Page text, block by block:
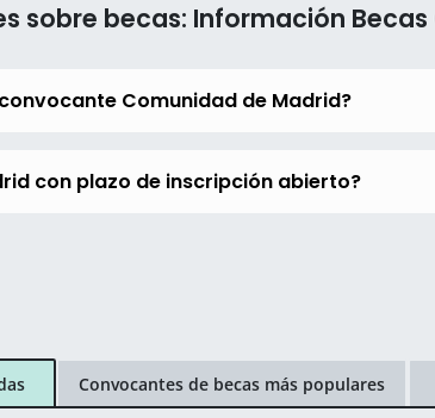
sobre becas: Información
Comunidad de Madrid?
con plazo de inscripción abierto?
Convocantes de becas más populares